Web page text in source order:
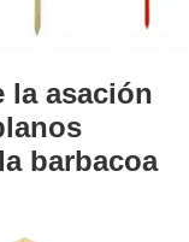
la asación
barbacoa